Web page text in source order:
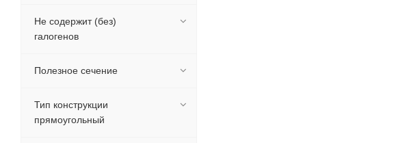
Не содержит (без)
галогенов
Полезное сечение
Тип конструкции
прямоугольный